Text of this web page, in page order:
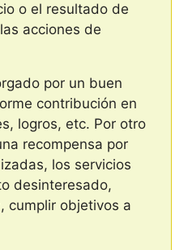
o el resultado de
acciones de
por un buen
contribución en
logros, etc. Por otro
recompensa por
los servicios
desinteresado,
cumplir objetivos a